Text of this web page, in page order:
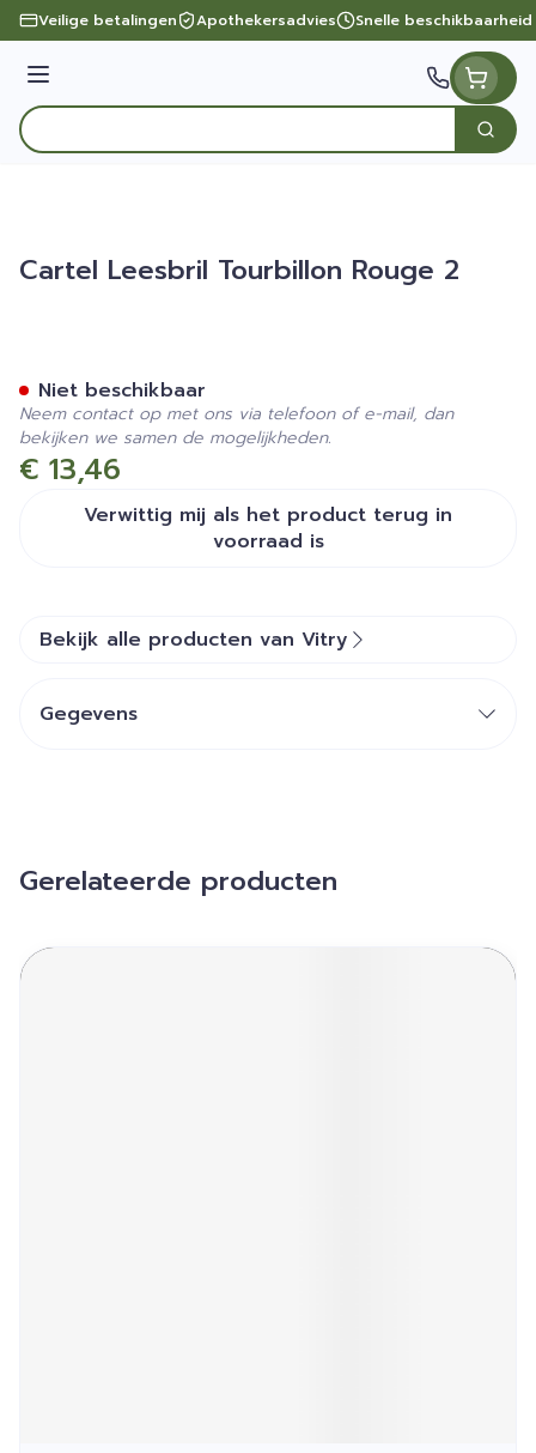
Ga naar de inhoud
Veilige betalingen Apothekersadvies Snelle beschikbaarheid
Menu
Product, merk, categorie...
Zoek
Cartel Leesbril Tourbillon Rouge 2
€ 13,46
Verwittig mij als het product terug in
voorraad is
Niet beschikbaar
Neem contact op met ons via telefoon of e-mail, dan
bekijken we samen de mogelijkheden.
Bekijk alle producten van Vitry
Gegevens
Gerelateerde producten